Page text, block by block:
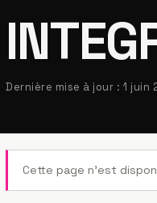
Dernière mise à jour : 1 juin
Cette page n'est